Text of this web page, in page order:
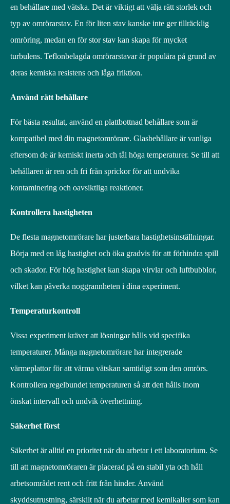
en behållare med vätska. Det är viktigt att välja rätt storlek och
typ av omrörarstav. En för liten stav kanske inte ger tillräcklig
omröring, medan en för stor stav kan skapa för mycket
turbulens. Teflonbelagda omrörarstavar är populära på grund av
deras kemiska resistens och låga friktion.
Använd rätt behållare
För bästa resultat, använd en plattbottnad behållare som är
kompatibel med din magnetomrörare. Glasbehållare är vanliga
eftersom de är kemiskt inerta och tål höga temperaturer. Se till att
behållaren är ren och fri från sprickor för att undvika
kontaminering och oavsiktliga reaktioner.
Kontrollera hastigheten
De flesta magnetomrörare har justerbara hastighetsinställningar.
Börja med en låg hastighet och öka gradvis för att förhindra spill
och skador. För hög hastighet kan skapa virvlar och luftbubblor,
vilket kan påverka noggrannheten i dina experiment.
Temperaturkontroll
Vissa experiment kräver att lösningar hålls vid specifika
temperaturer. Många magnetomrörare har integrerade
värmeplattor för att värma vätskan samtidigt som den omrörs.
Kontrollera regelbundet temperaturen så att den hålls inom
önskat intervall och undvik överhettning.
Säkerhet först
Säkerhet är alltid en prioritet när du arbetar i ett laboratorium. Se
till att magnetomröraren är placerad på en stabil yta och håll
arbetsområdet rent och fritt från hinder. Använd
skyddsutrustning, särskilt när du arbetar med kemikalier som kan